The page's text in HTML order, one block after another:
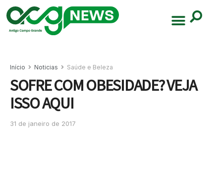
Início Noticias Saúde e Beleza
SOFRE COM OBESIDADE? VEJA
ISSO AQUI
31 de janeiro de 2017